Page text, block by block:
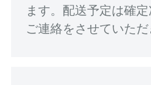
ます。配送予定は確
ご連絡をさせていただ